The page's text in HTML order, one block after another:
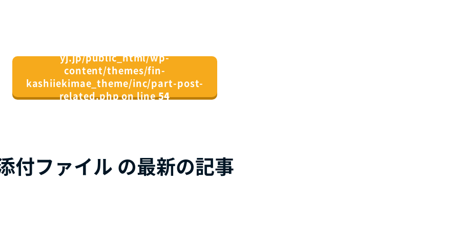
yj.jp/public_html/wp-
content/themes/fin-
kashiiekimae_theme/inc/part-post-
related.php on line54
付ファイル の最新の記事